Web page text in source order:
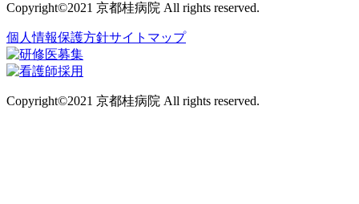
Copyright©2021 京都桂病院 All rights reserved.
個人情報保護方針サイトマップ
Copyright©2021 京都桂病院 All rights reserved.